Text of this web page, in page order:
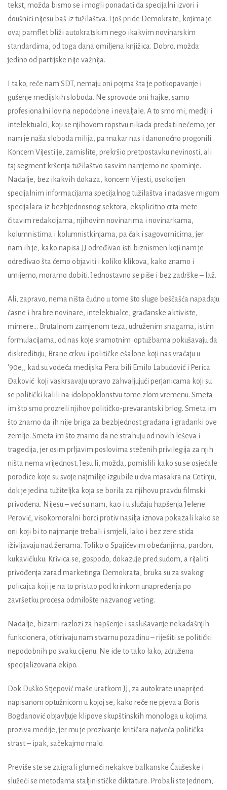
tekst, možda bismo se i mogli ponadati da specijalni izvori i
doušnici nijesu baš iz tužilaštva. I još pride Demokrate, kojima je
ovaj pamflet bliži autokratskim nego ikakvim novinarskim
standardima, od toga dana omiljena knjižica. Dobro, možda
jedino od partijske nije važnija.
I tako, reče nam SDT, nemaju oni pojma šta je potkopavanje i
gušenje medijskih sloboda. Ne sprovode oni hajke, samo
profesionalni lov na nepodobne i nevaljale. A to smo mi, mediji i
intelektualci, koji se njihovom ropstvu nikada predati nećemo, jer
nam je naša sloboda milija, pa makar nas i danonoćno progonili.
Koncern Vijesti je, zamislite, prekršio pretpostavku nevinosti, ali
taj segment kršenja tužilaštvo sasvim namjerno ne spominje.
Nadalje, bez ikakvih dokaza, koncern Vijesti, osokoljen
specijalnim informacijama specijalnog tužilaštva i nadasve migom
specijalaca iz bezbjednosnog sektora, eksplicitno crta mete
čitavim redakcijama, njihovim novinarima i novinarkama,
kolumnistima i kolumnistkinjama, pa čak i sagovornicima, jer
nam ih je, kako napisa JJ određivao isti biznismen koji nam je
određivao šta ćemo objaviti i koliko klikova, kako znamo i
umijemo, moramo dobiti. Jednostavno se piše i bez zadrške – laž.
Ali, zapravo, nema ništa čudno u tome što sluge beščašća napadaju
časne i hrabre novinare, intelektualce, građanske aktiviste,
mimere... Brutalnom zamjenom teza, udruženim snagama , istim
formulacijama , od nas koje sramotnim optužbama pokušavaju da
diskredituju, Brane crkvu i političke ešalone koji nas vraćaju u
'90e,, kad su vodeća medijska Pera bili Emilo Labudović i Perica
Đaković koji vaskrsavaju upravo zahvaljujući perjanicama koji su
se politički kalili na idolopoklonstvu tome zlom vremenu. Smeta
im što smo prozreli njihov političko-prevarantski brlog. Smeta im
što znamo da ih nije briga za bezbjednost građana i građanki ove
zemlje. Smeta im što znamo da ne strahuju od novih leševa i
tragedija, jer osim prljavim poslovima stečenih privilegija za njih
ništa nema vrijednost. Jesu li, možda, pomislili kako su se osjećale
porodice koje su svoje najmilije izgubile u dva masakra na Cetinju,
dok je jedina tužiteljka koja se borila za njihovu pravdu filmski
privođena. Nijesu – već su nam, kao i u slučaju hapšenja Jelene
Perović, visokomoralni borci protiv nasilja iznova pokazali kako se
oni koji bi to najmanje trebali i smjeli, lako i bez zere stida
iživljavaju nad ženama. Toliko o Spajićevim obećanjima, pardon,
kukavičluku. Krivica se, gospodo, dokazuje pred sudom, a rijaliti
privođenja zarad marketinga Demokrata, bruka su za svakog
policajca koji je na to pristao pod krinkom unapređenja po
završetku procesa odmilošte nazvanog veting.
Nadalje, bizarni razlozi za hapšenje i saslušavanje nekadašnjih
funkcionera, otkrivaju nam stvarnu pozadinu – riješiti se politički
nepodobnih po svaku cijenu. Ne ide to tako lako, združena
specijalizovana ekipo.
Dok Duško Stjepović maše uratkom JJ, za autokrate unaprijed
napisanom optužnicom u kojoj se, kako reče ne pjeva a Boris
Bogdanović objavljuje klipove skupštinskih monologa u kojima
proziva medije, jer mu je prozivanje kritičara najveća politička
strast – ipak, sačekajmo malo.
Previše ste se zaigrali glumeći nekakve balkanske Čaušeske i
služeći se metodama staljinističke diktature. Probali ste jednom,